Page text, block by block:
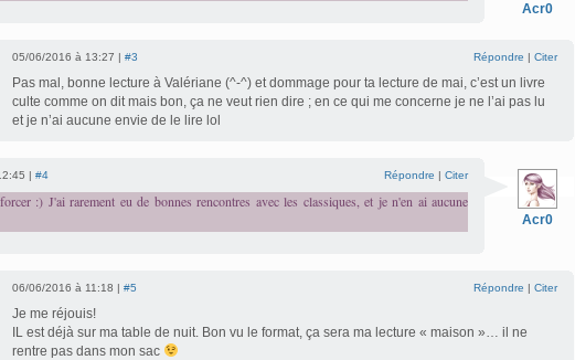
Acr0
05/06/2016 à 13:27 | #3 Répondre | Citer
Pas mal, bonne lecture à Valériane (^-^) et dommage pour ta lecture de mai, c’est un livre
culte comme on dit mais bon, ça ne veut rien dire ; en ce qui me concerne je ne l’ai pas lu
et je n’ai aucune envie de le lire lol
Acr0
| #4 Répondre | Citer
:) J'ai rarement eu de bonnes rencontres avec les classiques, et je n'en ai aucune
06/06/2016 à 11:18 | #5 Répondre | Citer
Je me réjouis!
IL est déjà sur ma table de nuit. Bon vu le format, ça sera ma lecture « maison »… il ne
rentre pas dans mon sac